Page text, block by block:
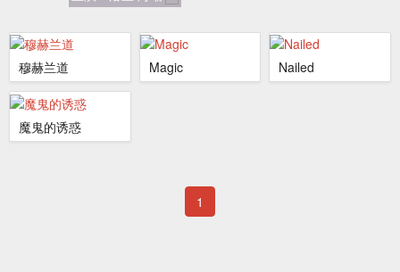
穆赫兰道 Magic Nailed
魔鬼的诱惑
1